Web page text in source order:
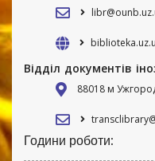
Відділ документів
88018 м
Години роботи: